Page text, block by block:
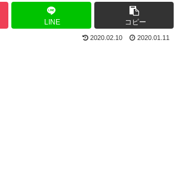
LINE コピー
2020.02.10 2020.01.11